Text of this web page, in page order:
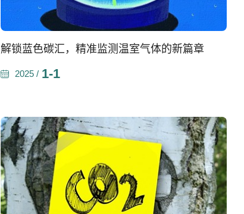
解锁蓝色碳汇，精准监测温室气体的新篇章
2025 / 1-1